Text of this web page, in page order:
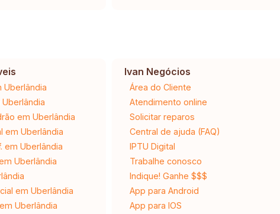
Uberlândia
em Uberlândia
em Uberlândia
em Uberlândia
Uberlândia
em Uberlândia
Uberlândia
Ivan Negócios
Área do Cliente
Atendimento online
Solicitar reparos
Central de ajuda (FAQ)
IPTU Digital
Trabalhe conosco
Indique! Ganhe $$$
App para Android
App para IOS